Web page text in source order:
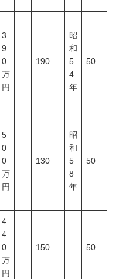
3
9
0
万
円
190
昭
和
5
4
年
50
5
0
0
万
円
130
昭
和
5
8
年
50
4
4
0
万
円
150 50